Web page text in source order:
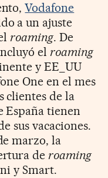
Vodafone
a un ajuste
roaming. De
elroaming
y EE_UU
One en el mes
clientes de la
España tienen
sus vacaciones.
marzo, la
deroaming
y Smart.